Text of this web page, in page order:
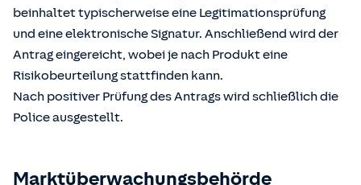
beinhaltet typischerweise eine Legitimationsprüfung
und eine elektronische Signatur. Anschließend wird der
Antrag eingereicht, wobei je nach Produkt eine
Risikobeurteilung stattfinden kann.
Nach positiver Prüfung des Antrags wird schließlich die
Police ausgestellt.
Marktüberwachungsbehörde